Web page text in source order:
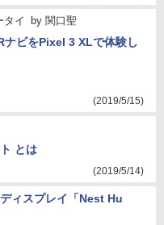
タイ by 関口聖
ビをPixel 3 XLで体験し
(2019/5/15)
とは
(2019/5/14)
ィスプレイ「Nest Hu